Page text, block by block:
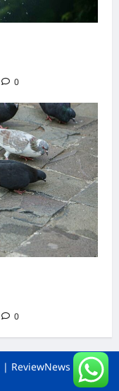
0
0
| ReviewNews by AF